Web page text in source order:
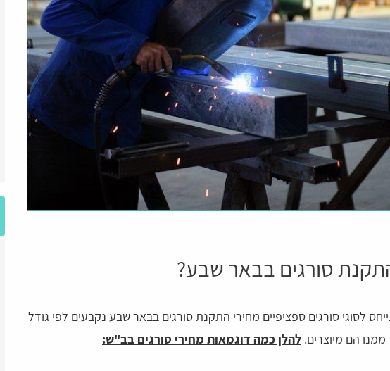
סורגים בבאר שבע?
לסוגי סורגים ספציפיים מחירי התקנת סורגים בבאר שבע נקבעים לפי גודל
ממנו הם מיוצרים. להלן כמה דוגמאות מחירי סורגים בב"ש:
אחלה אתר מענה מהיר ועזרו לי מאוד ממליצה
בחום.
לפני כמה ימים המוקדניות היו
ועזרו לי במציאת הדבר שרציתי